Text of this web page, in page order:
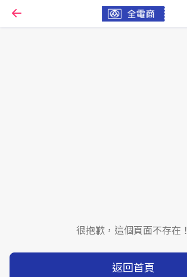
很抱歉，這個頁面不存在！
返回首頁